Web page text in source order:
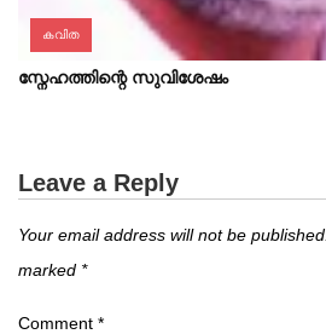
കവിത
സ്നേഹത്തിന്റെ സുവിശേഷം
Leave a Reply
Your email address will not be published.
marked *
Comment *